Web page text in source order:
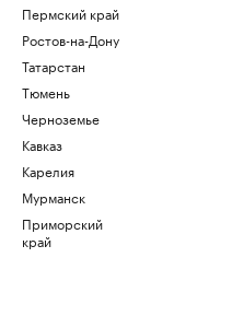
Пермский край
Ростов-на-Дону
Татарстан
Тюмень
Черноземье
Кавказ
Карелия
Мурманск
Приморский
край